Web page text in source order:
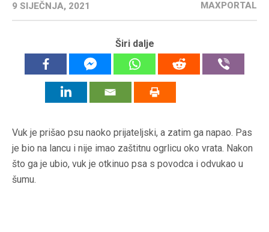
9 SIJEČNJA, 2021 MAXPORTAL
Širi dalje
Vuk je prišao psu naoko prijateljski, a zatim ga napao. Pas
je bio na lancu i nije imao zaštitnu ogrlicu oko vrata. Nakon
što ga je ubio, vuk je otkinuo psa s povodca i odvukao u
šumu.